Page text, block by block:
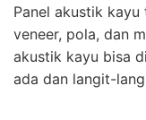
Panel akustik
veneer, pola, dan
akustik kayu bisa
ada dan langit-